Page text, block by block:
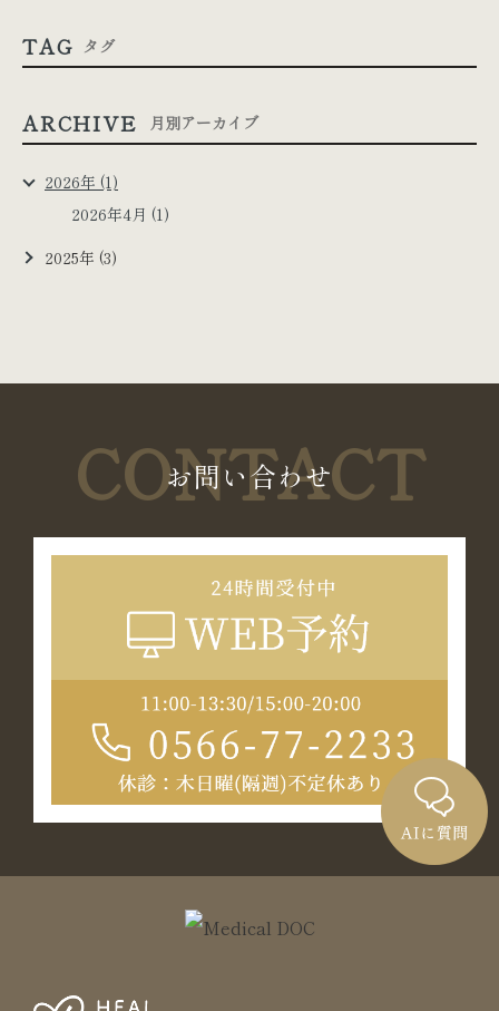
TAG タグ
ARCHIVE 月別アーカイブ
2026年 (1)
2026年4月 (1)
2025年 (3)
お問い合わせ
CONTACT